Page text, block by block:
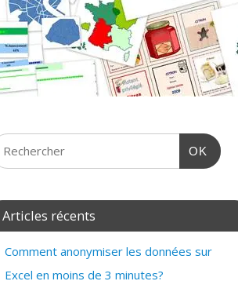
OK
Articles récents
Comment anonymiser les données sur
Excel en moins de 3 minutes?